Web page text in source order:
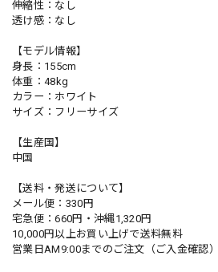
伸縮性：なし
透け感：なし
【モデル情報】
身長：155cm
体重：48kg
カラー：ホワイト
サイズ：フリーサイズ
【生産国】
中国
【送料・発送について】
メール便：330円
宅急便：660円・沖縄1,320円
10,000円以上お買い上げで送料無料
営業日AM9:00までのご注文（ご入金確認